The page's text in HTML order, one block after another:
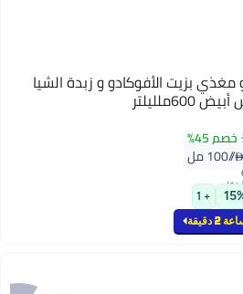
مغذي بزيت الأفوكادو و زبدة الشيا
خصم 45%
+ 1